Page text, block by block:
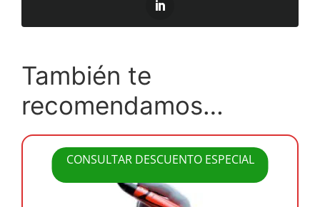
También te
recomendamos…
CONSULTAR DESCUENTO ESPECIAL